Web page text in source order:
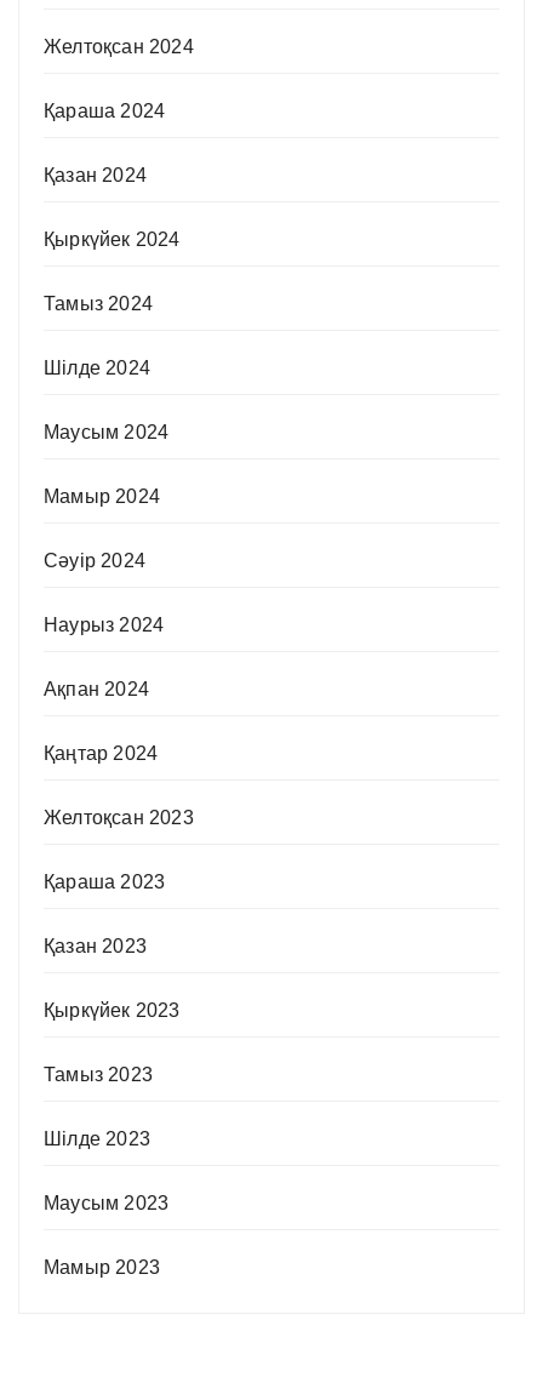
Желтоқсан 2024
Қараша 2024
Қазан 2024
Қыркүйек 2024
Тамыз 2024
Шілде 2024
Маусым 2024
Мамыр 2024
Сәуір 2024
Наурыз 2024
Ақпан 2024
Қаңтар 2024
Желтоқсан 2023
Қараша 2023
Қазан 2023
Қыркүйек 2023
Тамыз 2023
Шілде 2023
Маусым 2023
Мамыр 2023